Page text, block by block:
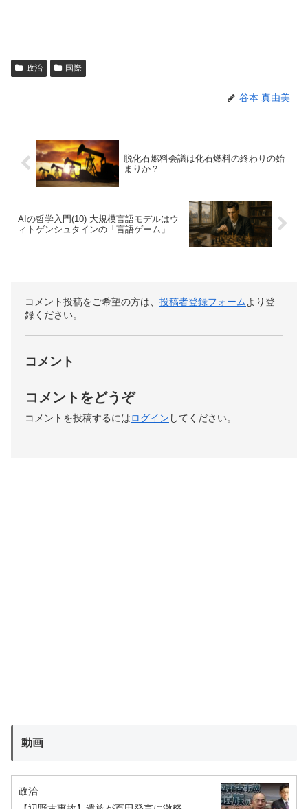
政治 国際
谷本 真由美
脱化石燃料会議は化石燃料の終わりの始
まりか？
AIの哲学入門(10) 大規模言語モデルはウ
ィトゲンシュタインの「言語ゲーム」
コメント投稿をご希望の方は、 投稿者登録フォーム より登
録ください。
コメント
コメントをどうぞ
コメントを投稿するにはログイン してください。
動画
政治